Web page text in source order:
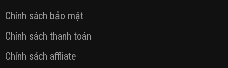
Chính sách bảo mật
Chính sách thanh toán
Chính sách affliate